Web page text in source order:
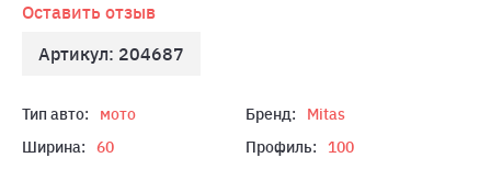
Оставить отзыв
Артикул: 204687
Тип авто: мото Бренд:
Mitas
Ширина:
60 Профиль:
100